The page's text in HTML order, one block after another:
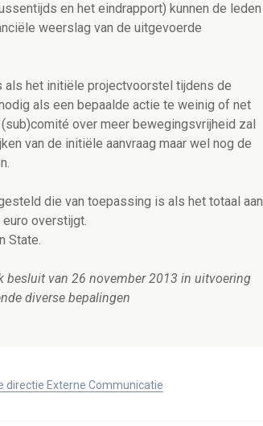
en het eindrapport) kunnen de leden
weerslag van de uitgevoerde
als het initiële projectvoorstel tijdens de
als een bepaalde actie te weinig of net
over meer bewegingsvrijheid zal
van de initiële aanvraag maar wel nog de
die van toepassing is als het totaal aan
overstijgt.
State.
van 26 november 2013 in uitvoering
diverse bepalingen
directie Externe Communicatie